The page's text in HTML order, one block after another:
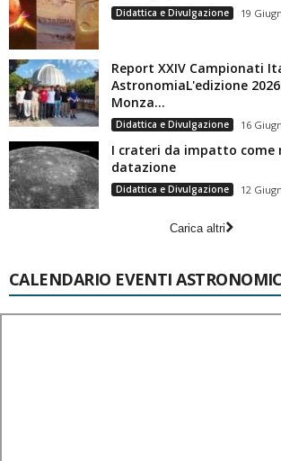
Didattica e Divulgazione 19
Report XXIV Campionati
AstronomiaL'edizione
Monza...
Didattica e Divulgazione 16
I crateri da impatto come
datazione
Didattica e Divulgazione 12
Carica altri
CALENDARIO EVENTI